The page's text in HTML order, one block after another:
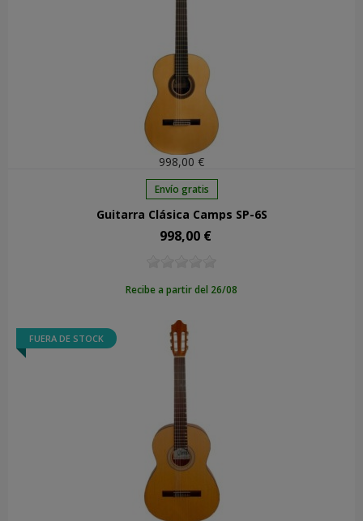
998,00 €
Envío gratis
Guitarra Clásica Camps SP-6S
Precio
998,00 €
Recibe a partir del 26/08
FUERA DE STOCK